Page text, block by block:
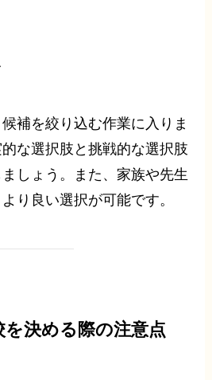
補を絞り込む作業に入りま
な選択肢と挑戦的な選択肢
しょう。また、家族や先生
り良い選択が可能です。
決める際の注意点